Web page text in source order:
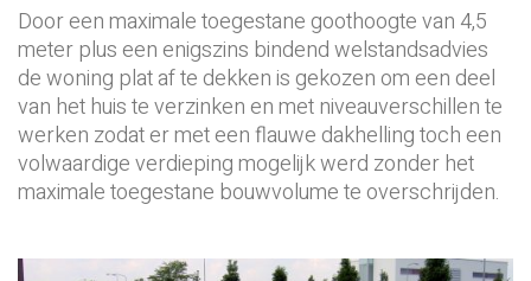
Door een maximale toegestane goothoogte van 4,5
meter plus een enigszins bindend welstandsadvies
de woning plat af te dekken is gekozen om een deel
van het huis te verzinken en met niveauverschillen te
werken zodat er met een flauwe dakhelling toch een
volwaardige verdieping mogelijk werd zonder het
maximale toegestane bouwvolume te overschrijden.